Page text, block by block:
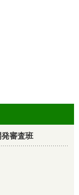
審査班